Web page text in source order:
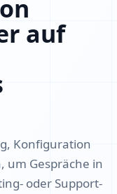
auf
Konfiguration
um Gespräche in
oder Support-